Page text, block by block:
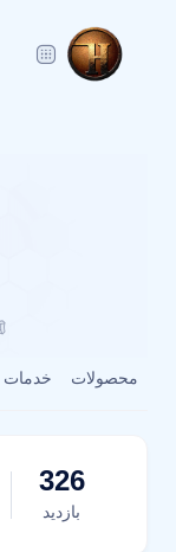
محصولات خدمات
326
بازدید